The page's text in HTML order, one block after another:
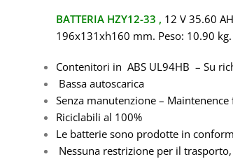
BATTERIA HZY12-33 , 12 V 35.60
196x131xh160 mm. Peso: 10.90 kg.
Contenitori in ABS UL94HB – Su
Bassa autoscarica
Senza manutenzione – Maintenence
Riciclabili al 100%
Le batterie sono prodotte in
Nessuna restrizione per il